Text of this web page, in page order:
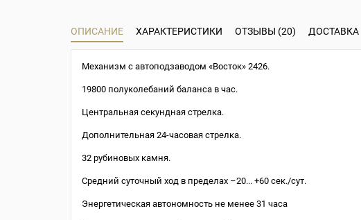
ОПИСАНИЕ ХАРАКТЕРИСТИКИ ОТЗЫВЫ (20) ДОСТАВКА
Механизм с автоподзаводом «Восток» 2426.
19800 полуколебаний баланса в час.
Центральная секундная стрелка.
Дополнительная 24-часовая стрелка.
32 рубиновых камня.
Средний суточный ход в пределах –20... +60 сек./сут.
Энергетическая автономность не менее 31 часа